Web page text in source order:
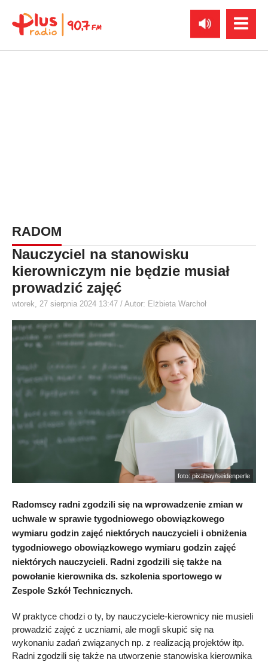
RADOM
Nauczyciel na stanowisku
kierowniczym nie będzie musiał
prowadzić zajęć
wtorek, 27 sierpnia 2024 13:47 / Autor: Elżbieta Warchoł
foto: pixabay/seidenperle
Radomscy radni zgodzili się na wprowadzenie zmian w
uchwale w sprawie tygodniowego obowiązkowego
wymiaru godzin zajęć niektórych nauczycieli i obniżenia
tygodniowego obowiązkowego wymiaru godzin zajęć
niektórych nauczycieli. Radni zgodzili się także na
powołanie kierownika ds. szkolenia sportowego w
Zespole Szkół Technicznych.
W praktyce chodzi o ty, by nauczyciele-kierownicy nie musieli
prowadzić zajęć z uczniami, ale mogli skupić się na
wykonaniu zadań związanych np. z realizacją projektów itp.
Radni zgodzili się także na utworzenie stanowiska kierownika